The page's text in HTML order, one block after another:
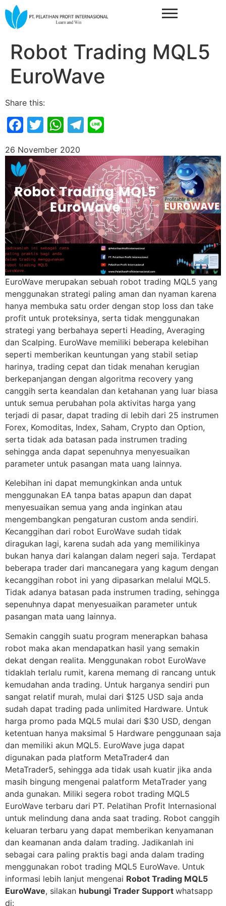
Robot Trading MQL5
EuroWave
Share this:
Facebook
Twitter
WhatsApp
Telegram
26 November 2020
EuroWave merupakan sebuah robot trading MQL5 yang
menggunakan strategi paling aman dan nyaman karena
hanya membuka satu order dengan stop loss dan take
profit untuk proteksinya, serta tidak menggunakan
strategi yang berbahaya seperti Heading, Averaging
dan Scalping. EuroWave memiliki beberapa kelebihan
seperti memberikan keuntungan yang stabil setiap
harinya, trading cepat dan tidak menahan kerugian
berkepanjangan dengan algoritma recovery yang
canggih serta keandalan dan ketahanan yang luar biasa
untuk semua perubahan pola aktivitas harga yang
terjadi di pasar, dapat trading di lebih dari 25 instrumen
Forex, Komoditas, Index, Saham, Crypto dan Option,
serta tidak ada batasan pada instrumen trading
sehingga anda dapat sepenuhnya menyesuaikan
parameter untuk pasangan mata uang lainnya.
Kelebihan ini dapat memungkinkan anda untuk
menggunakan EA tanpa batas apapun dan dapat
menyesuaikan semua yang anda inginkan atau
mengembangkan pengaturan custom anda sendiri.
Kecanggihan dari robot EuroWave sudah tidak
diragukan lagi, karena sudah ada yang memilikinya
bukan hanya dari kalangan dalam negeri saja. Terdapat
beberapa trader dari mancanegara yang kagum dengan
kecanggihan robot ini yang dipasarkan melalui MQL5.
Tidak adanya batasan pada instrumen trading, sehingga
sepenuhnya dapat menyesuaikan parameter untuk
pasangan mata uang lainnya.
Semakin canggih suatu program menerapkan bahasa
robot maka akan mendapatkan hasil yang semakin
dekat dengan realita. Menggunakan robot EuroWave
tidaklah terlalu rumit, karena memang di rancang untuk
kemudahan anda trading. Untuk harganya sendiri pun
sangat relatif murah, mulai dari $125 USD saja anda
sudah dapat trading pada unlimited Hardware. Untuk
harga promo pada MQL5 mulai dari $30 USD, dengan
ketentuan hanya maksimal 5 Hardware penggunaan saja
dan memiliki akun MQL5. EuroWave juga dapat
digunakan pada platform MetaTrader4 dan
MetaTrader5, sehingga ada tidak usah kuatir jika anda
masih bingung mengenai palatform MetaTrader yang
anda gunakan. Miliki segera robot trading MQL5
EuroWave terbaru dari PT. Pelatihan Profit Internasional
untuk melindung dana anda saat trading. Robot canggih
keluaran terbaru yang dapat memberikan kenyamanan
dan keamanan anda dalam trading. Jadikanlah ini
sebagai cara paling praktis bagi anda dalam trading
menggunakan robot trading MQL5 EuroWave. Untuk
informasi lebih lanjut mengenai Robot Trading MQL5
EuroWave, silakan hubungi Trader Support whatsapp
di: